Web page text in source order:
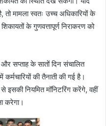
तो मामला स्वतः उच्च अधिकारियों के
के गुणवत्तापूर्ण निराकरण को
सप्ताह के सातों दिन संचालित
की तैनाती की गई है।
इसकी नियमित मॉनिटरिंग करेंगे, वहीं
करेगा।